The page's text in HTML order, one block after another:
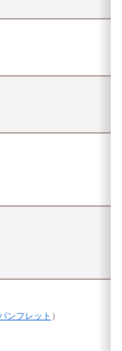
ンフレット ）